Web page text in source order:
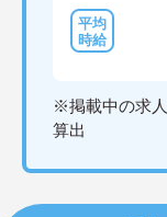
※掲載中の求
算出